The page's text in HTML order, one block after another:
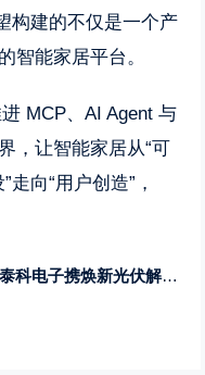
构建的不仅是一个产
智能家居平台。
、AI Agent 与
，让智能家居从“可
走向“用户创造”，
国际太阳能光伏和智慧能源（上海）展览会